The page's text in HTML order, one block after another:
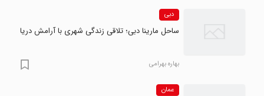
دبی
ساحل مارینا دبی؛ تلاقی زندگی شهری با آرامش دریا
بهاره بهرامی
عمان